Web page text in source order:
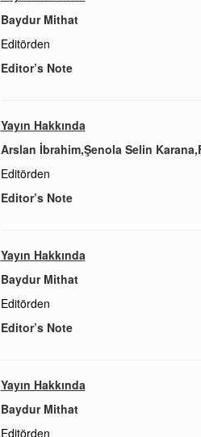
Baydur Mithat
Editörden
Editor’s Note
Yayın Hakkında
Arslan İbrahim,Şenola Selin
Editörden
Editor’s Note
Yayın Hakkında
Baydur Mithat
Editörden
Editor’s Note
Yayın Hakkında
Baydur Mithat
Editörden